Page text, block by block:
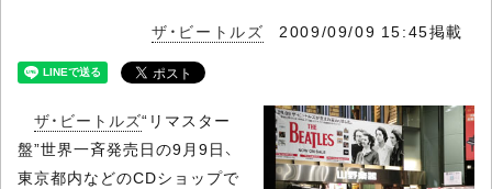
ザ・ビートルズ 2009/09/09 15:45掲載
ザ・ビートルズ“リマスター
盤”世界一斉発売日の9月9日、
東京都内などのCDショップで